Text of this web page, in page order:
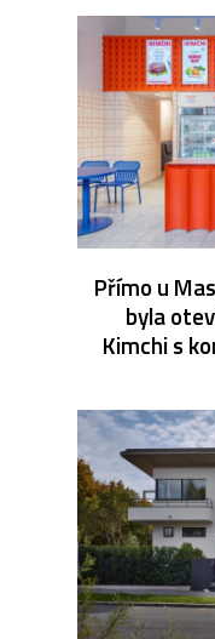
Přímo u
byla
Kimchi s